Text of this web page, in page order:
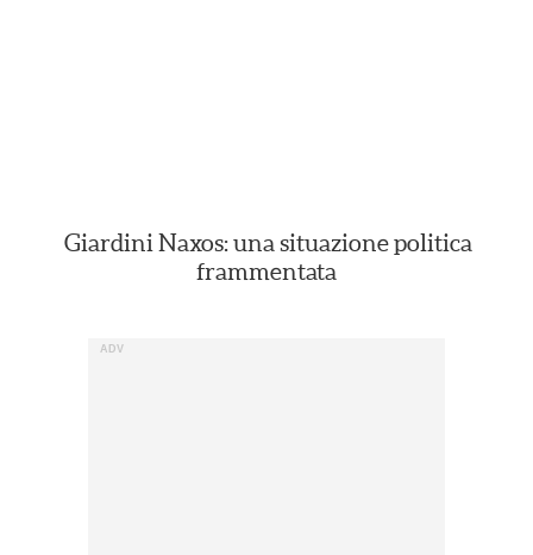
Giardini Naxos: una situazione politica
frammentata